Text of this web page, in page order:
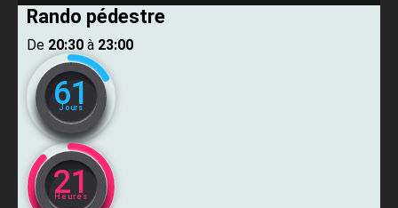
Rando pédestre
De ​ 20:30 ​ à ​ 23:00
61
Jours
21
Heures